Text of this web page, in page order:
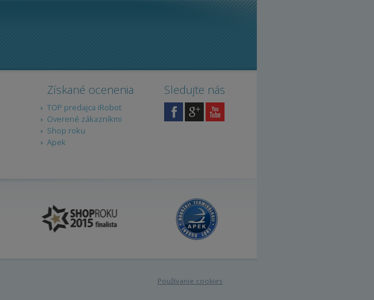
Získané ocenenia
TOP predajca iRobot
Overené zákazníkmi
Shop roku
Apek
Sledujte nás
Používanie cookies